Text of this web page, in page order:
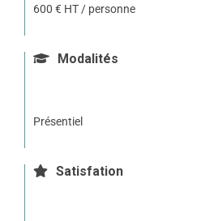
600 € HT / personne
Modalités
Présentiel
Satisfation